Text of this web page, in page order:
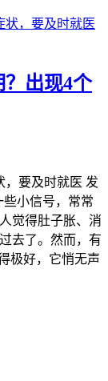
出现4个
，要及时就医 发
些小信号，常常
觉得肚子胀、消
去了。然而，有
极好，它悄无声